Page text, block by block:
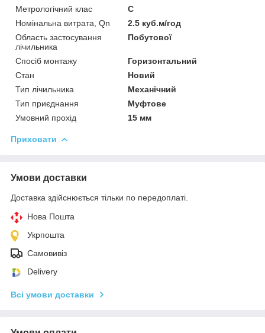
Метрологічний клас
С
Номінальна витрата, Qn
2.5 куб.м/год
Область застосування
лічильника
Побутової
Спосіб монтажу
Горизонтальний
Стан
Новий
Тип лічильника
Механічний
Тип приєднання
Муфтове
Умовний прохід
15 мм
Приховати
Умови доставки
Доставка здійснюється тільки по передоплаті.
Нова Пошта
Укрпошта
Самовивіз
Delivery
Всі умови доставки